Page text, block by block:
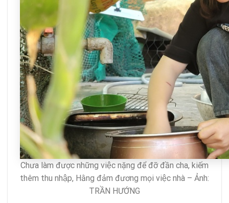
Chưa làm được những việc nặng để đỡ đần cha, kiếm
thêm thu nhập, Hằng đảm đương mọi việc nhà – Ảnh:
TRẦN HƯỚNG